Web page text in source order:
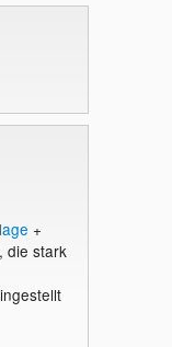
+
die stark